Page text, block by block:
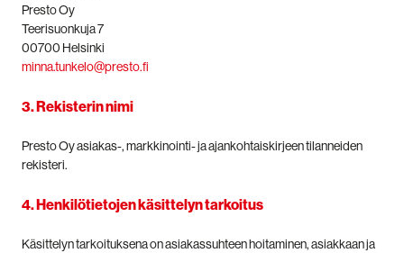
Presto Oy
Teerisuonkuja 7
00700 Helsinki
minna.tunkelo@presto.fi
3. Rekisterin nimi
Presto Oy asiakas-, markkinointi- ja ajankohtaiskirjeen tilanneiden
rekisteri.
4. Henkilötietojen käsittelyn tarkoitus
Käsittelyn tarkoituksena on asiakassuhteen hoitaminen, asiakkaan ja